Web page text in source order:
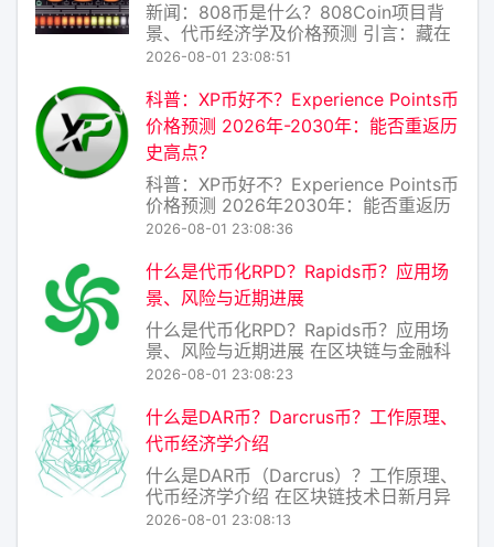
新闻：808币是什么？808Coin项目背
景、代币经济学及价格预测 引言：藏在
“808”里的野心与风险 在加密货币市场
（简称808币）近期在部分社群中引发
讨论。它既没有比特币的“数字黄金”光
环，也缺乏以太坊的智能
2026-08-01 23:08:51
科普：XP币好不？Experience Points币
价格预测 2026年-2030年：能否重返历
史高点？
科普：XP币好不？Experience Points币
价格预测 2026年2030年：能否重返历
史高点？ 一、XP币是什么？ XP币
加密货币，而是一个典型的“社区型”或
“游戏化”代币，常被用于某些区块
2026-08-01 23:08:36
什么是代币化RPD？Rapids币？应用场
景、风险与近期进展
什么是代币化RPD？Rapids币？应用场
景、风险与近期进展 在区块链与金融科
技的交汇处，“代币化”已成为高频词。而
项目——它并非简单的“加密货币”，而是
一种代币化的实物资产权益凭证，旨在
将传统流动性较差的资产（
2026-08-01 23:08:23
什么是DAR币？Darcrus币？工作原理、
代币经济学介绍
什么是DAR币（Darcrus）？工作原理、
代币经济学介绍 在区块链技术日新月异
的今天，各种去中心化应用（DApp）和
2026-08-01 23:08:13